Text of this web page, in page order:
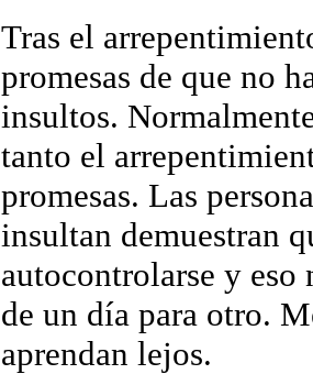
Tras el
promesas de que no
insultos.
tanto el
promesas. Las
insultan demuestran
autocontrolarse y eso
de un día para otro.
aprendan lejos.